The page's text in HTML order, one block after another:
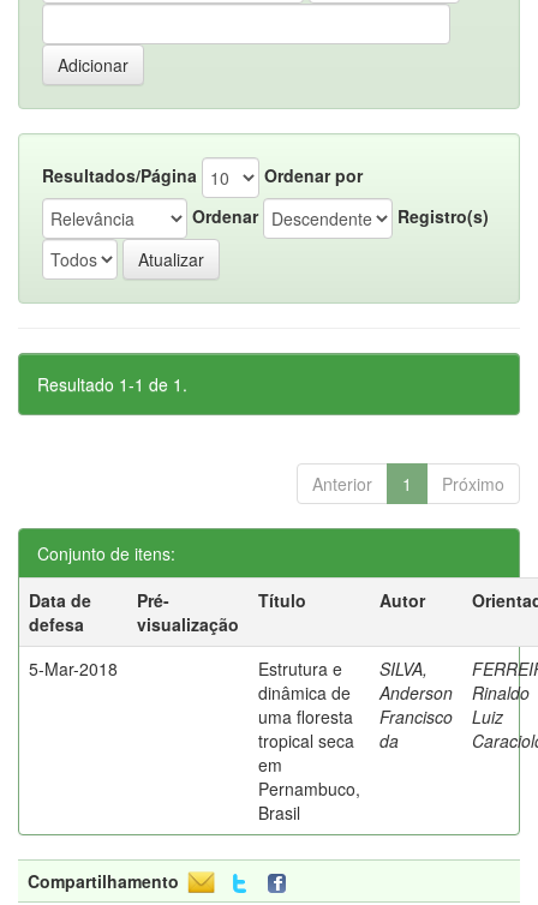
Resultados/Página
Ordenar por
Ordenar
Registro(s)
Resultado 1-1 de 1.
Anterior 1 Próximo
Conjunto de itens:
Data de
defesa
Pré-
visualização
Título Autor
5-Mar-2018
Estrutura e
dinâmica de
uma floresta
tropical seca
em
Pernambuco,
Brasil
SILVA,
Anderson
Francisco
da
Rinaldo
Luiz
Compartilhamento